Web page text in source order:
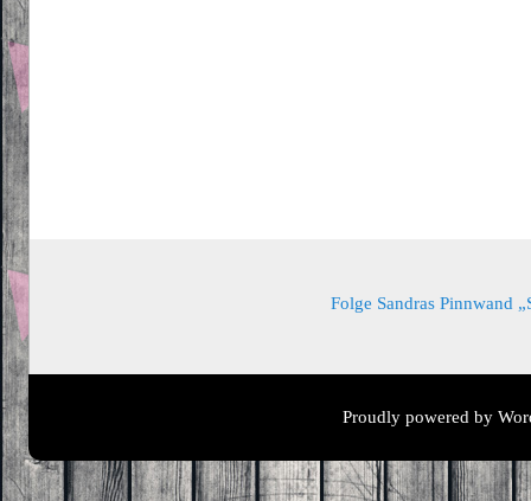
Folge Sandras Pinnwand
Proudly powered by